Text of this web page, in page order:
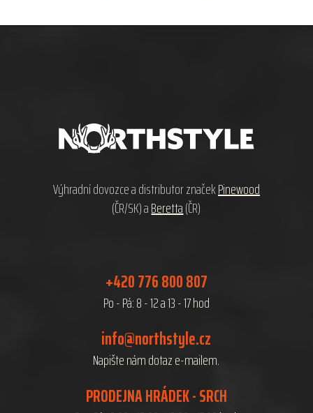
Výhradní dovozce a distributor značekPinewood
(ČR/SK) aBeretta(ČR)
+420 776 800 807
Po - Pá: 8 - 12 a 13 - 17 hod
info@northstyle.cz
Napište nám dotaz e-mailem.
PRODEJNA HRÁDEK - SRCH